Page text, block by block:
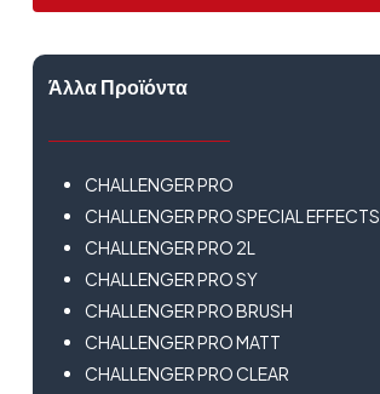
Άλλα Προϊόντα
CHALLENGER PRO
CHALLENGER PRO SPECIAL EFFECTS
CHALLENGER PRO 2L
CHALLENGER PRO SY
CHALLENGER PRO BRUSH
CHALLENGER PRO MATT
CHALLENGER PRO CLEAR